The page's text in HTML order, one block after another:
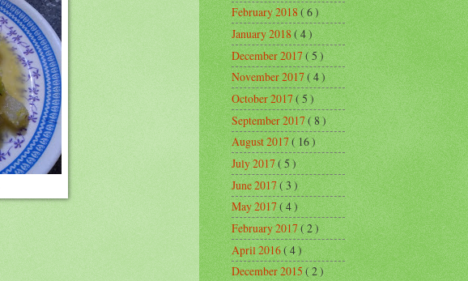
February 2018( 6 )
January 2018( 4 )
December 2017( 5 )
November 2017( 4 )
October 2017( 5 )
September 2017( 8 )
August 2017( 16 )
July 2017( 5 )
June 2017( 3 )
May 2017( 4 )
February 2017( 2 )
April 2016( 4 )
December 2015( 2 )